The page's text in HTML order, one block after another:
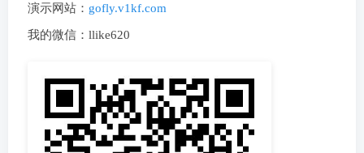
演示网站： gofly.v1kf.com
我的微信：llike620